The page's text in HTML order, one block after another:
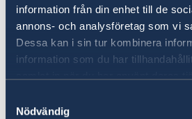
information från din enhet till de
annons- och analysföretag som vi
Dessa kan i sin tur kombinera
information som du har
Nödvändig